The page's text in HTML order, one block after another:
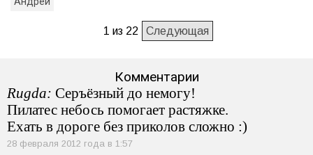
1 из 22 Следующая
Комментарии
Rugda: Серъёзный до немогу!
Пилатес небось помогает растяжке.
Ехать в дороге без приколов сложно :)
28 февраля 2012 года в 1:57